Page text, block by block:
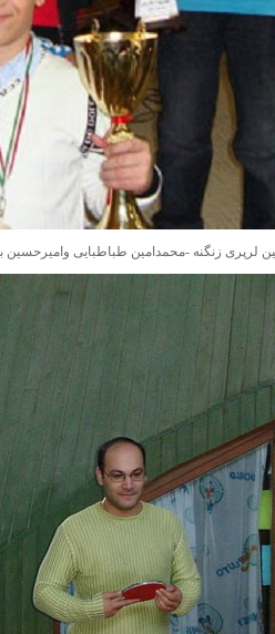
لرپری زنگنه -محمدامین طباطبایی وامیرحسین